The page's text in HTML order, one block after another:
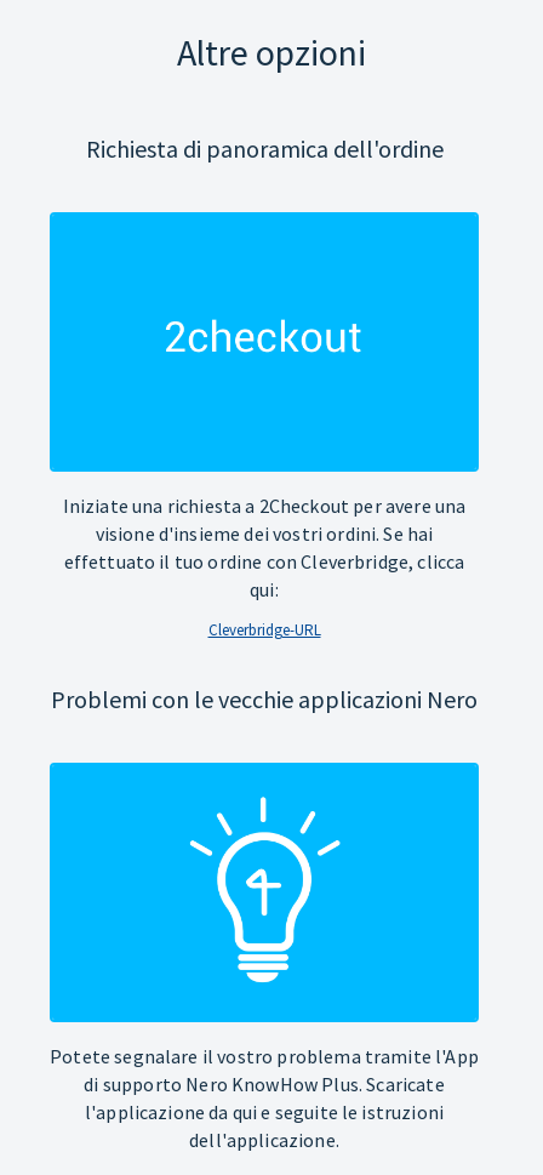
Altre opzioni
Richiesta di panoramica dell'ordine
Iniziate una richiesta a 2Checkout per avere una
visione d'insieme dei vostri ordini. Se hai
effettuato il tuo ordine con Cleverbridge, clicca
qui:
Cleverbridge-URL
Problemi con le vecchie applicazioni Nero
Potete segnalare il vostro problema tramite l'App
di supporto Nero KnowHow Plus. Scaricate
l'applicazione da qui e seguite le istruzioni
dell'applicazione.